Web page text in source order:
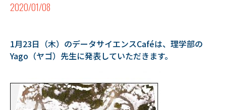
2020/01/08
1月23日（木）のデータサイエンスCaféは、理学部の
Yago（ヤゴ）先生に発表していただきます。